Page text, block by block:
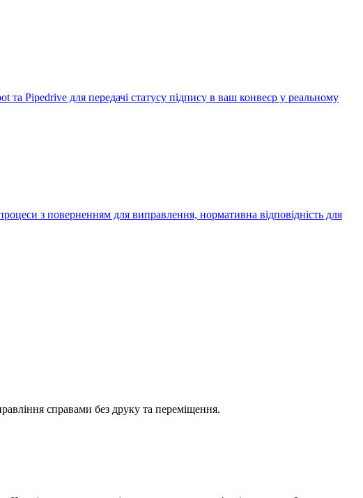
та Pipedrive для передачі статусу підпису в ваш конвеєр у реальному
з поверненням для виправлення, нормативна відповідність для
справами без друку та переміщення.